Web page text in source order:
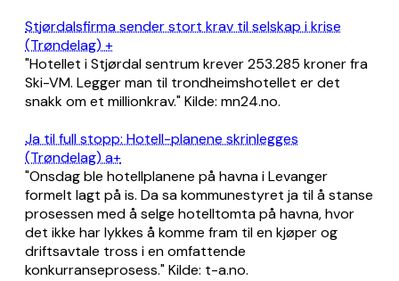
Stjørdalsfirma sender stort krav til selskap i krise
(Trøndelag) +
"Hotellet i Stjørdal sentrum krever 253.285 kroner fra
Ski-VM. Legger man til trondheimshotellet er det
snakk om et millionkrav." Kilde: mn24.no.
Ja til full stopp: Hotell-planene skrinlegges
(Trøndelag) a+
"Onsdag ble hotellplanene på havna i Levanger
formelt lagt på is. Da sa kommunestyret ja til å stanse
prosessen med å selge hotelltomta på havna, hvor
det ikke har lykkes å komme fram til en kjøper og
driftsavtale tross i en omfattende
konkurranseprosess." Kilde: t-a.no.